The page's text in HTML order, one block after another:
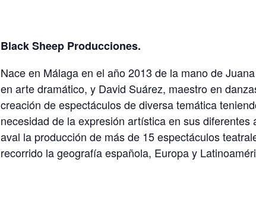
Black Sheep Producciones.
Nace en Málaga en el año 2013 de la mano de
en arte dramático, y David Suárez, maestro en
creación de espectáculos de diversa temática
necesidad de la expresión artística en sus diferentes
aval la producción de más de 15 espectáculos
recorrido la geografía española, Europa y